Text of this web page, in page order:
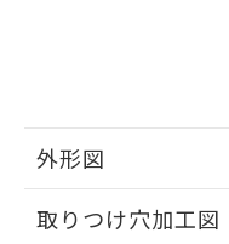
外形図
取りつけ穴加工図
および当
引・商談
をご了承く
※当社の共
下記の非含有証
とができます。
EU RoHS指令